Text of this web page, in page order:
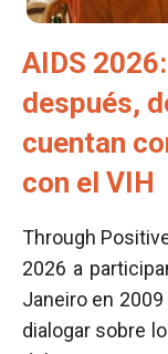
AIDS
después,
cuentan
con el VIH
Through
2026 a
Janeiro en
dialogar sobre